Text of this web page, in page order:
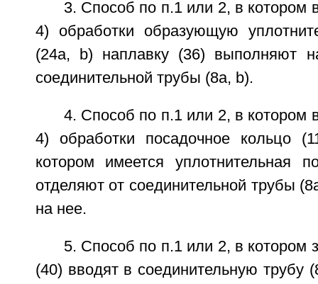
3. Способ по п.1 или 2, в котором
4) обработки образующую
(24а, b) наплавку (36) выполняют
соединительной трубы (8а, b).
4. Способ по п.1 или 2, в котором
4) обработки посадочное кольцо
котором имеется уплотнительная
отделяют от соединительной трубы
на нее.
5. Способ по п.1 или 2, в котором
(40) вводят в соединительную трубу